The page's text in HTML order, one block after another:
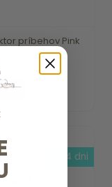
príbehov Pink
Little Dutch
3-4 dni